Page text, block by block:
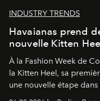
INDUSTRY TRENDS
Havaianas prend
nouvelle Kitten
À la Fashion Week de
la Kitten Heel, sa
une nouvelle étape